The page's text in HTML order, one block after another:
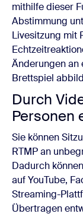
mithilfe dieser
Abstimmung
Livesitzung mit
Änderungen an
Brettspiel
Durch
Personen
Sie können
RTMP an
Dadurch
auf YouTube,
Streaming-
Übertragen